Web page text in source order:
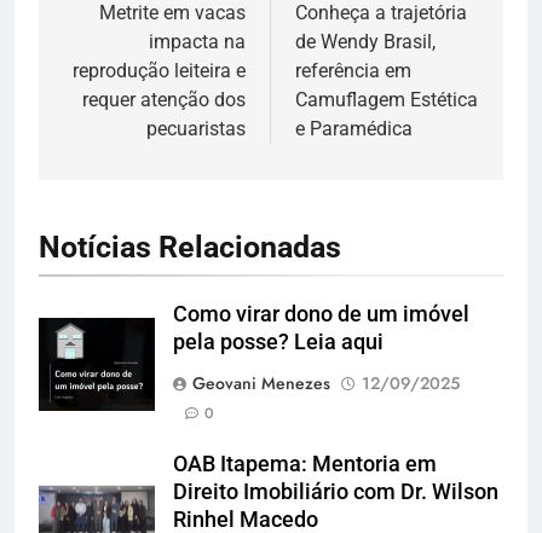
Post
Metrite em vacas
impacta na
reprodução leiteira e
requer atenção dos
pecuaristas
Conheça a trajetória
de Wendy Brasil,
referência em
Camuflagem Estética
e Paramédica
Notícias Relacionadas
Como virar dono de um imóvel
pela posse? Leia aqui
Geovani Menezes
12/09/2025
0
OAB Itapema: Mentoria em
Direito Imobiliário com Dr. Wilson
Rinhel Macedo